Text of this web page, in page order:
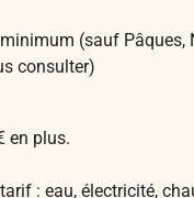
(sauf Pâques,
consulter)
en plus.
: eau, électricité,